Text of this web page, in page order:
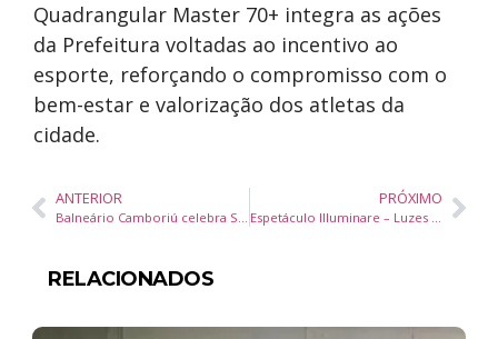
Quadrangular Master 70+ integra as ações
da Prefeitura voltadas ao incentivo ao
esporte, reforçando o compromisso com o
bem-estar e valorização dos atletas da
cidade.
ANTERIOR
Balneário Camboriú celebra Semana Nacional do Livro e da Biblioteca com programação gratuita na Machado de Assis
PRÓXIMO
Espetáculo Illuminare – Luzes de Natal da Filarmônica BC, reúne mais de 300 artistas no Expocentro
RELACIONADOS